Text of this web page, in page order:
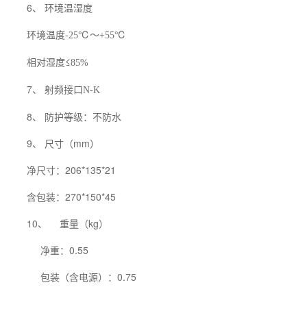
6、 环境温湿度
环境温度-25℃～+55℃
相对湿度≤85%
7、 射频接口N-K
8、 防护等级：不防水
9、 尺寸（mm）
净尺寸：206*135*21
含包装：270*150*45
10、
重量（kg）
净重：0.55
包装（含电源）：0.75